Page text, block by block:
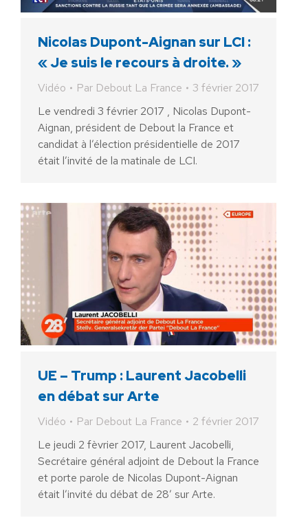
Nicolas Dupont-Aignan sur LCI :
« Je suis le recours à droite. »
Vidéo Par Debout La France
3 février 2017
Le vendredi 3 février 2017 , Nicolas Dupont-
Aignan, président de Debout la France et
candidat à l’élection présidentielle de 2017
était l’invité de la matinale de LCI.
UE – Trump : Laurent Jacobelli
en débat sur Arte
Vidéo Par Debout La France
2 février 2017
Le jeudi 2 fèvrier 2017, Laurent Jacobelli,
Secrétaire général adjoint de Debout la France
et porte parole de Nicolas Dupont-Aignan
était l’invité du débat de 28′ sur Arte.